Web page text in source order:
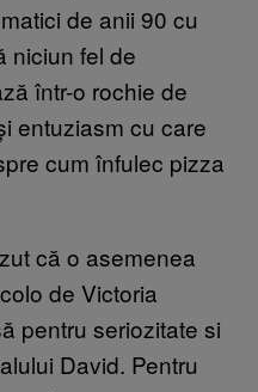
de anii 90 cu
niciun fel de
într-o rochie de
entuziasm cu care
cum înfulec pizza
că o asemenea
de Victoria
pentru seriozitate si
David. Pentru